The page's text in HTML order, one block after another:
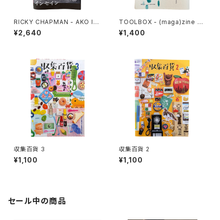
RICKY CHAPMAN - AKO IN
SEIN
¥2,640
TOOLBOX - (maga)zine 雑
想 DIY実践思想録 1
¥1,400
収集百貨 3
¥1,100
収集百貨 2
¥1,100
セール中の商品